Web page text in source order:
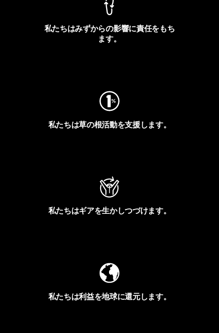
私たちはみずからの影響に責任をもち
ます。
私たちは草の根活動を支援します。
私たちはギアを生かしつづけます。
私たちは利益を地球に還元します。